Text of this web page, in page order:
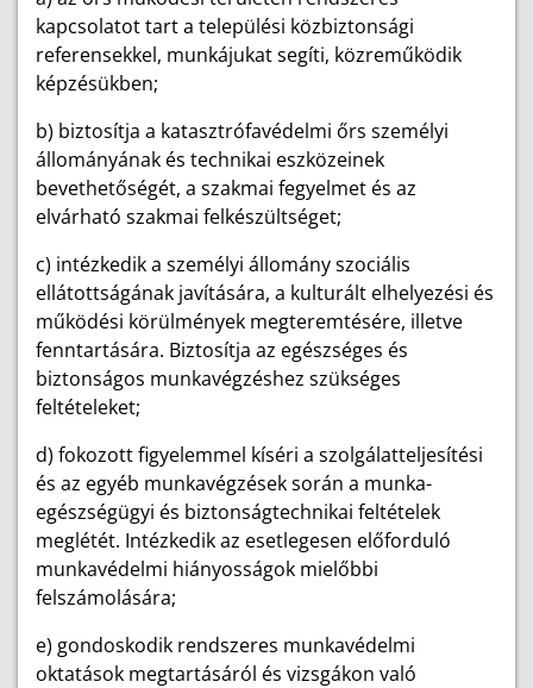
kapcsolatot tart a települési közbiztonsági
referensekkel, munkájukat segíti, közreműködik
képzésükben;
b) biztosítja a katasztrófavédelmi őrs személyi
állományának és technikai eszközeinek
bevethetőségét, a szakmai fegyelmet és az
elvárható szakmai felkészültséget;
c) intézkedik a személyi állomány szociális
ellátottságának javítására, a kulturált elhelyezési és
működési körülmények megteremtésére, illetve
fenntartására. Biztosítja az egészséges és
biztonságos munkavégzéshez szükséges
feltételeket;
d) fokozott figyelemmel kíséri a szolgálatteljesítési
és az egyéb munkavégzések során a munka-
egészségügyi és biztonságtechnikai feltételek
meglétét. Intézkedik az esetlegesen előforduló
munkavédelmi hiányosságok mielőbbi
felszámolására;
e) gondoskodik rendszeres munkavédelmi
oktatások megtartásáról és vizsgákon való